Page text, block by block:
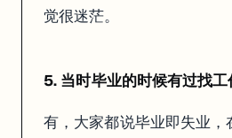
觉很迷茫。
5. 当时毕业的时候有过找工
有，大家都说毕业即失业